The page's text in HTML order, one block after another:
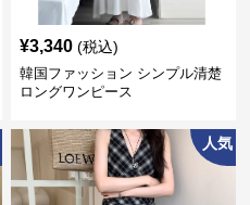
¥3,340 (税込)
韓国ファッション シンプル清楚
ロングワンピース
人気